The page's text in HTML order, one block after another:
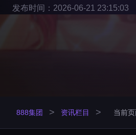
发布时间：2026-06-21 23:15:03
888集团 > 资讯栏目 > 当前